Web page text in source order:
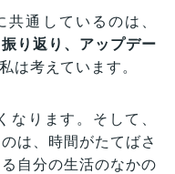
通しているのは、
り返り、アップデー
は考えています。
なります。そして、
は、時間がたてばさ
自分の生活のなかの